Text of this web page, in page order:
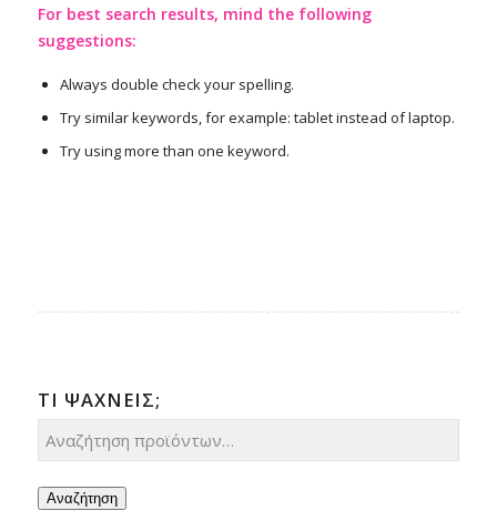
For best search results, mind the following
suggestions:
Always double check your spelling.
Try similar keywords, for example: tablet instead of laptop.
Try using more than one keyword.
ΤΊ ΨΆΧΝΕΙΣ;
Αναζήτηση